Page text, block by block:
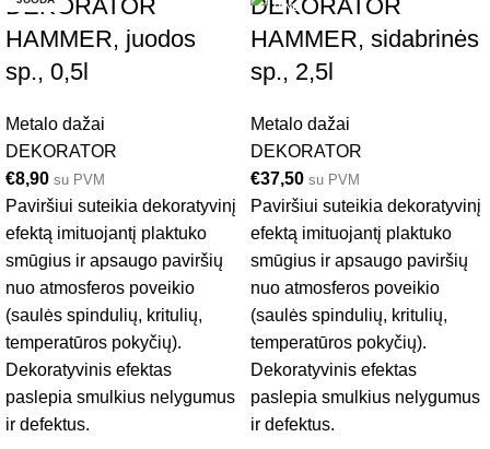
DEKORATOR
HAMMER, juodos
sp., 0,5l
Metalo dažai
DEKORATOR
€8,90 su PVM
Paviršiui suteikia dekoratyvinį
efektą imituojantį plaktuko
smūgius ir apsaugo paviršių
nuo atmosferos poveikio
(saulės spindulių, kritulių,
temperatūros pokyčių).
Dekoratyvinis efektas
paslepia smulkius nelygumus
ir defektus.
DEKORATOR
HAMMER, sidabrinės
sp., 2,5l
Metalo dažai
DEKORATOR
€37,50 su PVM
Paviršiui suteikia dekoratyvinį
efektą imituojantį plaktuko
smūgius ir apsaugo paviršių
nuo atmosferos poveikio
(saulės spindulių, kritulių,
temperatūros pokyčių).
Dekoratyvinis efektas
paslepia smulkius nelygumus
ir defektus.